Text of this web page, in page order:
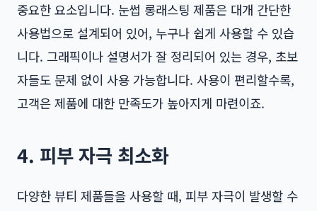
중요한 요소입니다. 눈썹 롱래스팅 제품은 대개 간단한
사용법으로 설계되어 있어, 누구나 쉽게 사용할 수 있습
니다. 그래픽이나 설명서가 잘 정리되어 있는 경우, 초보
자들도 문제 없이 사용 가능합니다. 사용이 편리할수록,
고객은 제품에 대한 만족도가 높아지게 마련이죠.
4. 피부 자극 최소화
다양한 뷰티 제품들을 사용할 때, 피부 자극이 발생할 수